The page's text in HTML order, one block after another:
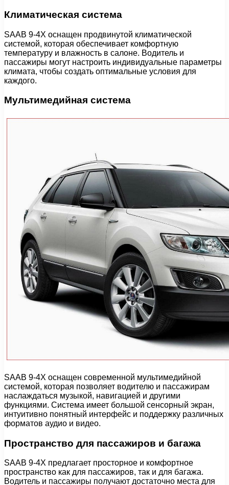
Климатическая система
SAAB 9-4X оснащен продвинутой климатической
системой, которая обеспечивает комфортную
температуру и влажность в салоне. Водитель и
пассажиры могут настроить индивидуальные параметры
климата, чтобы создать оптимальные условия для
каждого.
Мультимедийная система
SAAB 9-4X оснащен современной мультимедийной
системой, которая позволяет водителю и пассажирам
наслаждаться музыкой, навигацией и другими
функциями. Система имеет большой сенсорный экран,
интуитивно понятный интерфейс и поддержку различных
форматов аудио и видео.
Пространство для пассажиров и багажа
SAAB 9-4X предлагает просторное и комфортное
пространство как для пассажиров, так и для багажа.
Водитель и пассажиры получают достаточно места для